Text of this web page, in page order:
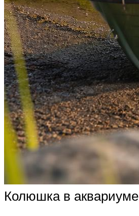
Колюшка в аквариуме